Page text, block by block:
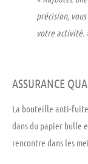
précision,
votre activité.
ASSURANCE
La bouteille anti-fuite
dans du papier bulle
rencontre dans les